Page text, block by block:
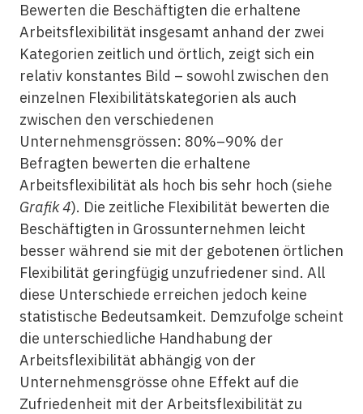
Bewerten die Beschäftigten die erhaltene
Arbeitsflexibilität insgesamt anhand der zwei
Kategorien zeitlich und örtlich, zeigt sich ein
relativ konstantes Bild – sowohl zwischen den
einzelnen Flexibilitätskategorien als auch
zwischen den verschiedenen
Unternehmensgrössen: 80%–90% der
Befragten bewerten die erhaltene
Arbeitsflexibilität als hoch bis sehr hoch (siehe
Grafik 4). Die zeitliche Flexibilität bewerten die
Beschäftigten in Grossunternehmen leicht
besser während sie mit der gebotenen örtlichen
Flexibilität geringfügig unzufriedener sind. All
diese Unterschiede erreichen jedoch keine
statistische Bedeutsamkeit. Demzufolge scheint
die unterschiedliche Handhabung der
Arbeitsflexibilität abhängig von der
Unternehmensgrösse ohne Effekt auf die
Zufriedenheit mit der Arbeitsflexibilität zu